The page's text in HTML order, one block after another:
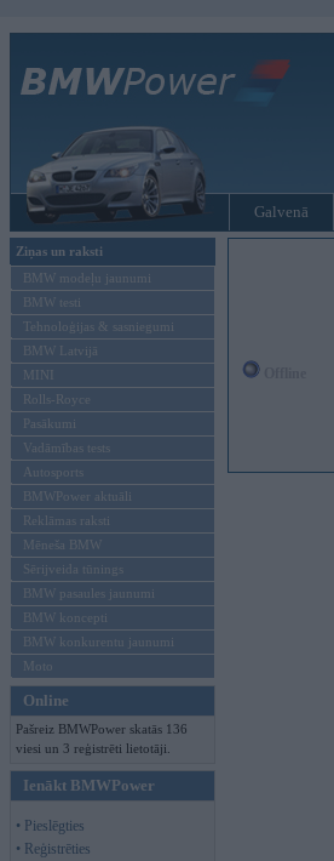
Galvenā
Ziņas un raksti
BMW modeļu jaunumi
BMW testi
Tehnoloģijas & sasniegumi
BMW Latvijā
MINI
Rolls-Royce
Pasākumi
Vadāmības tests
Autosports
BMWPower aktuāli
Reklāmas raksti
Mēneša BMW
Sērijveida tūnings
BMW pasaules jaunumi
BMW koncepti
BMW konkurentu jaunumi
Moto
Online
Pašreiz BMWPower skatās 136
viesi un 3 reģistrēti lietotāji.
Ienākt BMWPower
• Pieslēgties
• Reģistrēties